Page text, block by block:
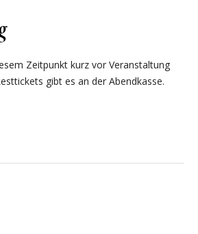
Zeitpunkt kurz vor Veranstaltung
gibt es an der Abendkasse.